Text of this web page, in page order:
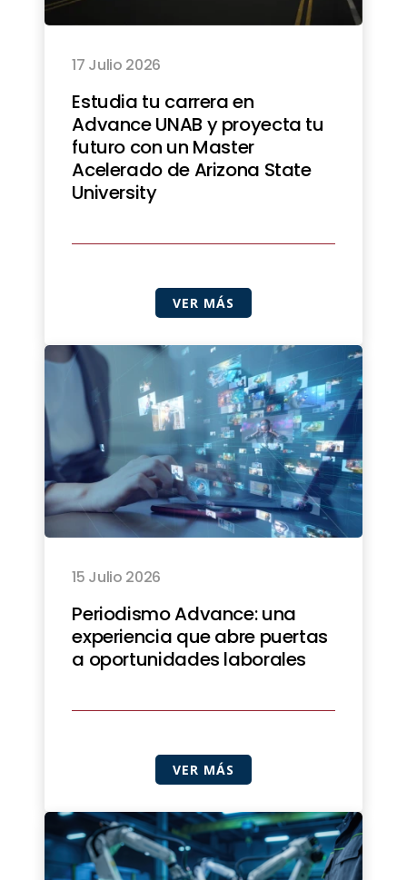
17 Julio 2026
Estudia tu carrera en
Advance UNAB y proyecta tu
futuro con un Master
Acelerado de Arizona State
University
VER MÁS
15 Julio 2026
Periodismo Advance: una
experiencia que abre puertas
a oportunidades laborales
VER MÁS